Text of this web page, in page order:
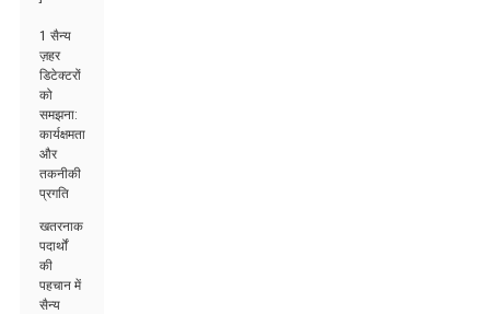
1 सैन्य
ज़हर
डिटेक्टरों
को
समझना:
कार्यक्षमता
और
तकनीकी
प्रगति
खतरनाक
पदार्थों
की
पहचान में
सैन्य